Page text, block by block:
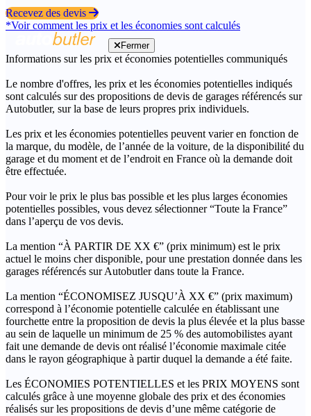
Recevez des devis
*Voir comment les prix et les économies sont calculés
Fermer
Informations sur les prix et économies potentielles communiqués
Le nombre d'offres, les prix et les économies potentielles indiqués
sont calculés sur des propositions de devis de garages référencés sur
Autobutler, sur la base de leurs propres prix individuels.
Les prix et les économies potentielles peuvent varier en fonction de
la marque, du modèle, de l’année de la voiture, de la disponibilité du
garage et du moment et de l’endroit en France où la demande doit
être effectuée.
Pour voir le prix le plus bas possible et les plus larges économies
potentielles possibles, vous devez sélectionner “Toute la France”
dans l’aperçu de vos devis.
La mention “À PARTIR DE XX €” (prix minimum) est le prix
actuel le moins cher disponible, pour une prestation donnée dans les
garages référencés sur Autobutler dans toute la France.
La mention “ÉCONOMISEZ JUSQU’À XX €” (prix maximum)
correspond à l’économie potentielle calculée en établissant une
fourchette entre la proposition de devis la plus élevée et la plus basse
au sein de laquelle un minimum de 25 % des automobilistes ayant
fait une demande de devis ont réalisé l’économie maximale citée
dans le rayon géographique à partir duquel la demande a été faite.
Les ÉCONOMIES POTENTIELLES et les PRIX MOYENS sont
calculés grâce à une moyenne globale des prix et des économies
réalisés sur les propositions de devis d’une même catégorie de